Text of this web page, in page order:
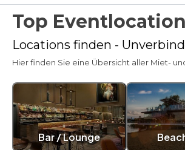
Top
Locations finden -
Hier finden Sie eine Übersicht aller Miet-
Bar / Lounge